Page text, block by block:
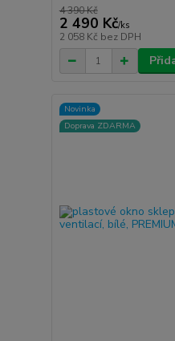
4 390 Kč
2 490 Kč/ks
2 058 Kč bez DPH
Novinka
Doprava ZDARMA